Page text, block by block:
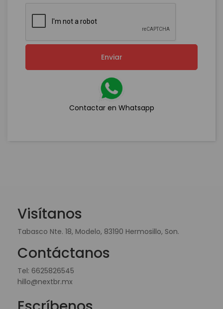
Enviar
Contactar en Whatsapp
Visítanos
Tabasco Nte. 18, Modelo, 83190 Hermosillo, Son.
Contáctanos
Tel: 6625826545
hillo@nextbr.mx